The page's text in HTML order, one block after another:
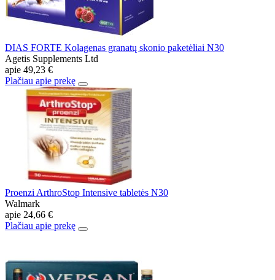
DIAS FORTE Kolagenas granatų skonio paketėliai N30
Agetis Supplements Ltd
apie 49,23 €
Plačiau apie prekę
Proenzi ArthroStop Intensive tabletės N30
Walmark
apie 24,66 €
Plačiau apie prekę